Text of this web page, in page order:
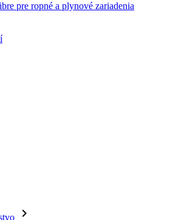
pre ropné a plynové zariadenia
